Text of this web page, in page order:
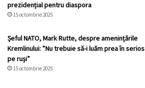
prezidențial pentru diaspora
15 octombrie 2025
Șeful NATO, Mark Rutte, despre amenințările
Kremlinului: ”Nu trebuie să-i luăm prea în serios
pe ruși”
15 octombrie 2025